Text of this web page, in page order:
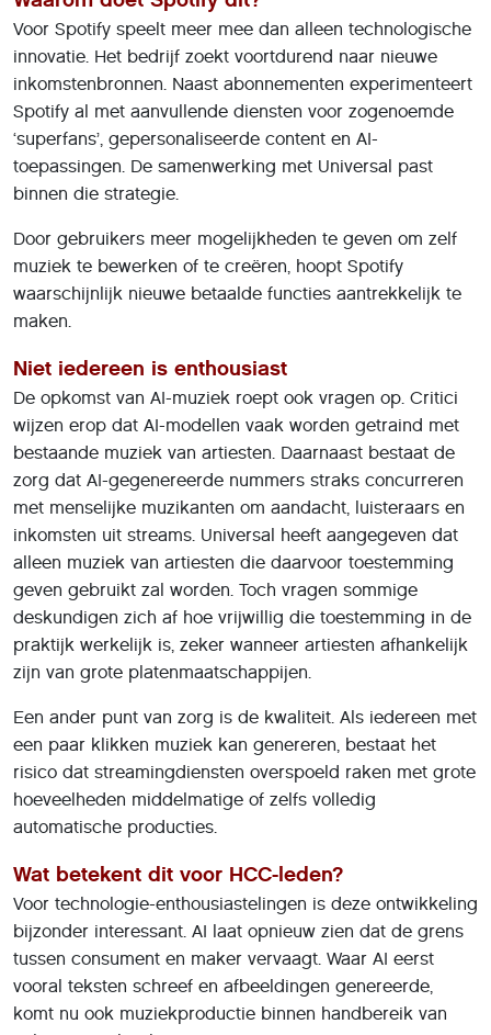
Voor Spotify speelt meer mee dan alleen technologische
innovatie. Het bedrijf zoekt voortdurend naar nieuwe
inkomstenbronnen. Naast abonnementen experimenteert
Spotify al met aanvullende diensten voor zogenoemde
‘superfans’, gepersonaliseerde content en AI-
toepassingen. De samenwerking met Universal past
binnen die strategie.
Door gebruikers meer mogelijkheden te geven om zelf
muziek te bewerken of te creëren, hoopt Spotify
waarschijnlijk nieuwe betaalde functies aantrekkelijk te
maken.
Niet iedereen is enthousiast
De opkomst van AI-muziek roept ook vragen op. Critici
wijzen erop dat AI-modellen vaak worden getraind met
bestaande muziek van artiesten. Daarnaast bestaat de
zorg dat AI-gegenereerde nummers straks concurreren
met menselijke muzikanten om aandacht, luisteraars en
inkomsten uit streams. Universal heeft aangegeven dat
alleen muziek van artiesten die daarvoor toestemming
geven gebruikt zal worden. Toch vragen sommige
deskundigen zich af hoe vrijwillig die toestemming in de
praktijk werkelijk is, zeker wanneer artiesten afhankelijk
zijn van grote platenmaatschappijen.
Een ander punt van zorg is de kwaliteit. Als iedereen met
een paar klikken muziek kan genereren, bestaat het
risico dat streamingdiensten overspoeld raken met grote
hoeveelheden middelmatige of zelfs volledig
automatische producties.
Wat betekent dit voor HCC-leden?
Voor technologie-enthousiastelingen is deze ontwikkeling
bijzonder interessant. AI laat opnieuw zien dat de grens
tussen consument en maker vervaagt. Waar AI eerst
vooral teksten schreef en afbeeldingen genereerde,
komt nu ook muziekproductie binnen handbereik van